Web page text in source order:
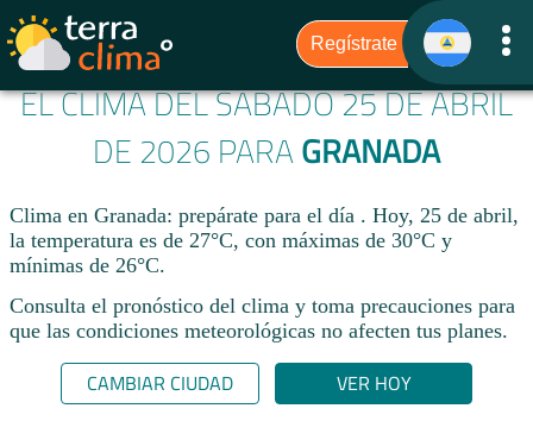
EL CLIMA DEL SÁBADO 25 DE ABRIL
DE 2026 PARA GRANADA
Clima en Granada: prepárate para el día . Hoy, 25 de abril,
la temperatura es de 27°C, con máximas de 30°C y
mínimas de 26°C.
Consulta el pronóstico del clima y toma precauciones para
que las condiciones meteorológicas no afecten tus planes.​
CAMBIAR CIUDAD VER HOY